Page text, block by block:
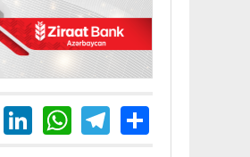
LinkedIn
WhatsApp
Telegram
Share